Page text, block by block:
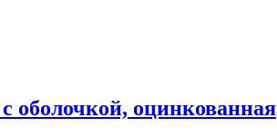
оболочкой, оцинкованная